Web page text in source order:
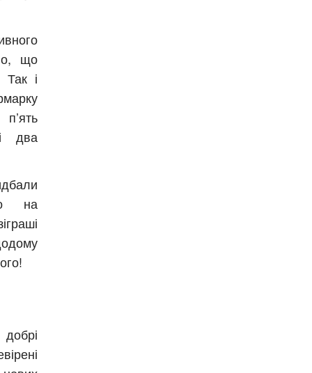
що
Так і
два
на